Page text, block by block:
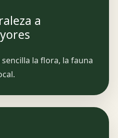
a
la flora, la fauna